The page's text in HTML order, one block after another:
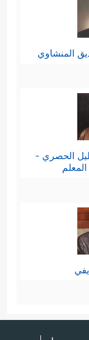
المنشاوي
الحصري -